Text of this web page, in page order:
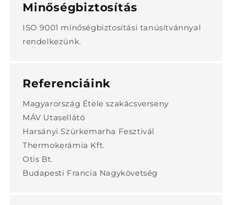
Minőségbiztosítás
ISO 9001 minőségbiztosítási tanúsítvánnyal
rendelkezünk.
Referenciáink
Magyarország Étele szakácsverseny
MÁV Utasellátó
Harsányi Szürkemarha Fesztivál
Thermokerámia Kft.
Otis Bt.
Budapesti Francia Nagykövetség